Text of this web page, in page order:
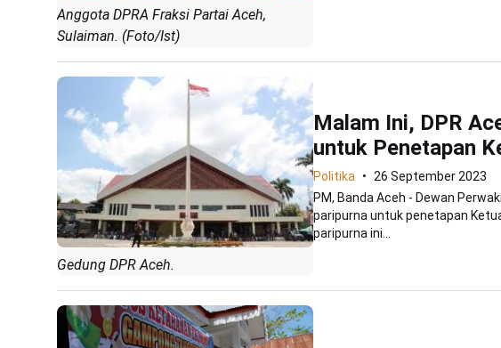
Anggota DPRA Fraksi Partai Aceh,
Sulaiman. (Foto/Ist)
Gedung DPR Aceh.
Malam Ini, DPR
untuk Penetapan
Politika
26 September 2023
PM, Banda Aceh - Dewan
paripurna untuk penetapan
paripurna ini...